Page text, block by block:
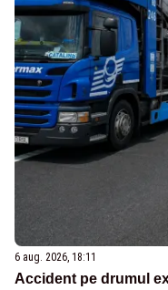
6 aug. 2026, 18:11
Accident pe drumul